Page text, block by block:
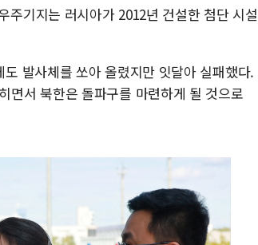
기지는 러시아가 2012년 건설한 첨단 시설
발사체를 쏘아 올렸지만 잇달아 실패했다.
면서 북한은 돌파구를 마련하게 될 것으로